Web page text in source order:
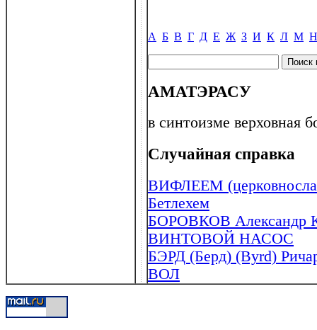
А Б В Г Д Е Ж З И К Л М Н
АМАТЭРАСУ
в синтоизме верховная
Случайная справка
ВИФЛЕЕМ
Бетлехем
БОРОВКОВ Александр
ВИНТОВОЙ НАСОС
БЭРД (Берд) (Byrd)
ВОЛ